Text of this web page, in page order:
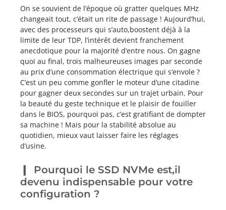
On se souvient de l’époque où gratter quelques MHz
changeait tout, c’était un rite de passage ! Aujourd’hui,
avec des processeurs qui s’auto,boostent déjà à la
limite de leur TDP, l’intérêt devient franchement
anecdotique pour la majorité d’entre nous. On gagne
quoi au final, trois malheureuses images par seconde
au prix d’une consommation électrique qui s’envole ?
C’est un peu comme gonfler le moteur d’une citadine
pour gagner deux secondes sur un trajet urbain. Pour
la beauté du geste technique et le plaisir de fouiller
dans le BIOS, pourquoi pas, c’est gratifiant de dompter
sa machine ! Mais pour la stabilité absolue au
quotidien, mieux vaut laisser faire les réglages
d’usine.
Pourquoi le SSD NVMe est,il
devenu indispensable pour votre
configuration ?